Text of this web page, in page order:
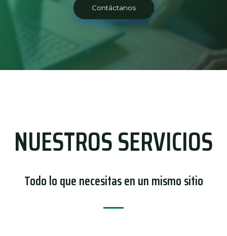
Contáctanos
NUESTROS SERVICIOS
Todo lo que necesitas en un mismo sitio